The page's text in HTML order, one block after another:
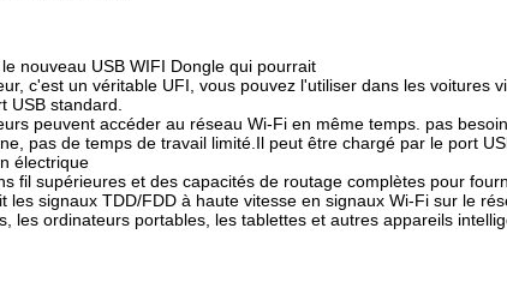
nouveau USB WIFI Dongle qui pourrait
c'est un véritable UFI, vous pouvez l'utiliser dans les voitures
USB standard.
peuvent accéder au réseau Wi-Fi en même temps. pas
pas de temps de travail limité.Il peut être chargé par le port
électrique
fil supérieures et des capacités de routage complètes pour
signaux TDD/FDD à haute vitesse en signaux Wi-Fi sur le
les ordinateurs portables, les tablettes et autres appareils